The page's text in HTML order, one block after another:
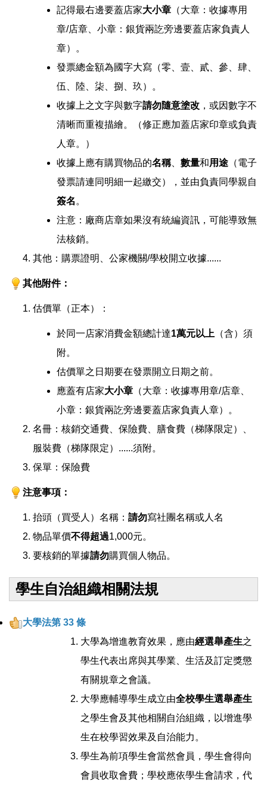
記得最右邊要蓋店家大小章 （大章：收據專用
章/店章、小章：銀貨兩訖旁邊要蓋店家負責人
章）。
發票總金額為國字大寫（零、壹、貳、參、肆、
伍、陸、柒、捌、玖）。
收據上之文字與數字請勿隨意塗改 ，或因數字不
清晰而重複描繪。（修正應加蓋店家印章或負責
人章。）
收據上應有購買物品的名稱、 數量和用途 （電子
發票請連同明細一起繳交），並由負責同學親自
簽名 。
注意：廠商店章如果沒有統編資訊，可能導致無
法核銷。
其他：購票證明、公家機關/學校開立收據......
其他附件：
估價單（正本）：
於同一店家消費金額總計達1萬元以上 （含）須
附。
估價單之日期要在發票開立日期之前。
應蓋有店家大小章 （大章：收據專用章/店章、
小章：銀貨兩訖旁邊要蓋店家負責人章）。
名冊：核銷交通費、保險費、膳食費（梯隊限定）、
服裝費（梯隊限定）......須附。
保單：保險費
注意事項：
抬頭（買受人）名稱： 請勿寫社團名稱或人名
物品單價不得超過1,000元。
要核銷的單據請勿購買個人物品。
學生自治組織相關法規
大學法第 33 條
大學為增進教育效果，應由經選舉產生之
學生代表出席與其學業、生活及訂定獎懲
有關規章之會議。
大學應輔導學生成立由全校學生選舉產生
之學生會及其他相關自治組織，以增進學
生在校學習效果及自治能力。
學生為前項學生會當然會員，學生會得向
會員收取會費；學校應依學生會請求，代